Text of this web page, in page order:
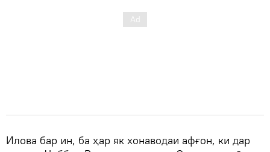
Илова бар ин, ба ҳар як хонаводаи афғон, ки дар